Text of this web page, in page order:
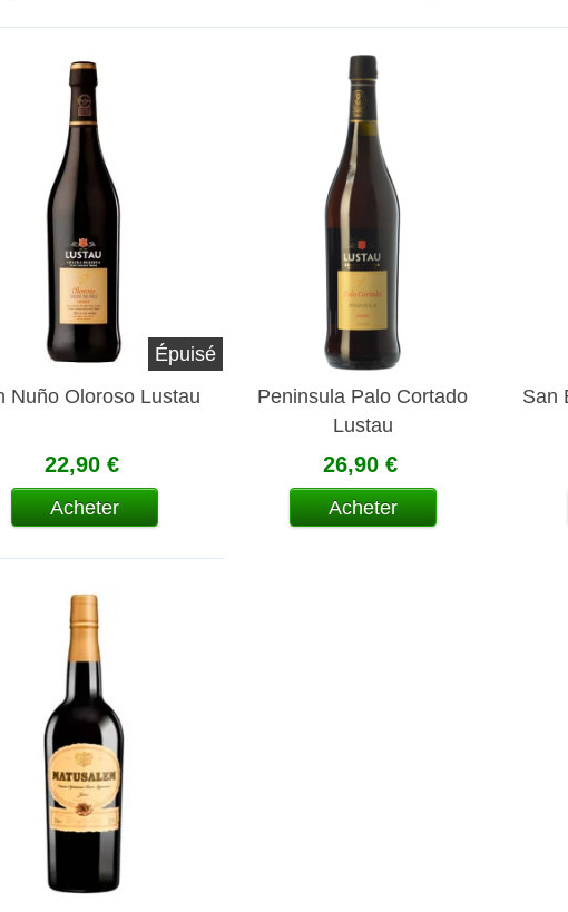
Épuisé
Nuño Oloroso Lustau
22,90 €
Acheter
Peninsula Palo Cortado
Lustau
26,90 €
Acheter
San